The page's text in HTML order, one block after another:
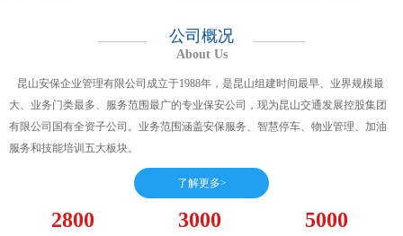
公司概况
About Us
昆山安保企业管理有限公司成立于1988年，是昆山组建时间最早、业界规模最
大、业务门类最多、服务范围最广的专业保安公司，现为昆山交通发展控股集团
有限公司国有全资子公司。业务范围涵盖安保服务、智慧停车、物业管理、加油
服务和技能培训五大板块。
了解更多>
2800 3000 5000